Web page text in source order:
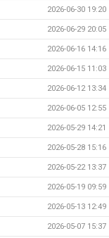
2026-06-30 19:20
2026-06-29 20:05
2026-06-16 14:16
2026-06-15 11:03
2026-06-12 13:34
2026-06-05 12:55
2026-05-29 14:21
2026-05-28 15:16
2026-05-22 13:37
2026-05-19 09:59
2026-05-13 12:49
2026-05-07 15:37